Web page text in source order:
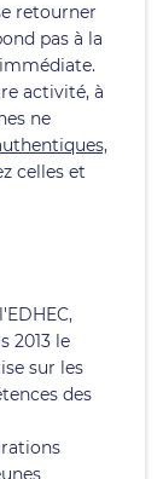
retourner
pas à la
activité, à
ne
celles et
2013 le
sur les
des